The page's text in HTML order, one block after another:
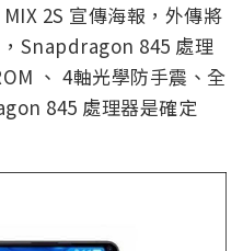
2S 宣傳海報，外傳將
Snapdragon 845 處理
、 4軸光學防手震、全
845 處理器是確定